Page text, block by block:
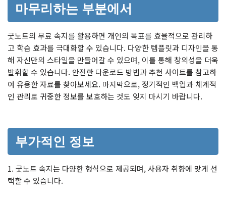
마무리하는 부분에서
굿노트의 무료 속지를 활용하면 개인의 목표를 효율적으로 관리하
고 학습 효과를 극대화할 수 있습니다. 다양한 템플릿과 디자인을 통
해 자신만의 스타일을 만들어갈 수 있으며, 이를 통해 창의성을 더욱
발휘할 수 있습니다. 안전한 다운로드 방법과 추천 사이트를 참고하
여 유용한 자료를 찾아보세요. 마지막으로, 정기적인 백업과 체계적
인 관리로 귀중한 정보를 보호하는 것도 잊지 마시기 바랍니다.
부가적인 정보
1. 굿노트 속지는 다양한 형식으로 제공되며, 사용자 취향에 맞게 선
택할 수 있습니다.